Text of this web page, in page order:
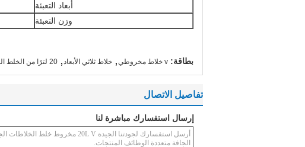
أبعاد التعبئة
وزن التعبئة
بطاقة: v خلاط مخروطي , خلاط ثلاثي الأبعاد, 20 لترًا من الخلط الجاف
تفاصيل الاتصال
إرسال استفسارك مباشرة لنا